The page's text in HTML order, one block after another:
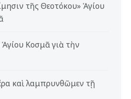
τῆς Θεοτόκου» Ἁγίου
Κοσμᾶ γιὰ τὴν
καὶ λαμπρυνθῶμεν τῇ